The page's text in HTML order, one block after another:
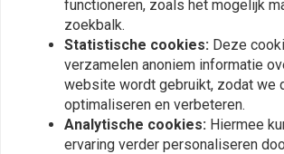
E-keur Uitlaat & dB-
Als je niet wilt dat het zweet je uitbreekt telkens
agent rijdt, dan moet je uitlaat aan een
standaard voldoen. Jouw uitlaat mag namelijk
geluid, oftewel decibel, produceren. Je uitlaat,
vervangende uitlaat, moet een goedkeuring
functioneren, zoals het mogelijk
zoekbalk.
Statistische cookies: Deze
verzamelen anoniem informatie
website wordt gebruikt, zodat we
optimaliseren en verbeteren.
Analytische cookies: Hiermee
ervaring verder personaliseren